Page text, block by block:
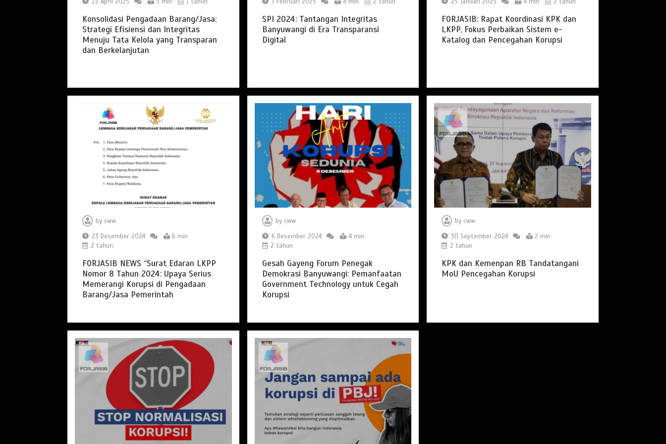
Konsolidasi Pengadaan Barang/Jasa:
Strategi Efisiensi dan Integritas
Menuju Tata Kelola yang Transparan
dan Berkelanjutan
SPI 2024: Tantangan Integritas
Banyuwangi di Era Transparansi
Digital
FORJASIB: Rapat Koordinasi KPK dan
LKPP, Fokus Perbaikan Sistem e-
Katalog dan Pencegahan Korupsi
by cww
23 Desember 2024
6 min
2 tahun
FORJASIB NEWS “Surat Edaran LKPP
Nomor 8 Tahun 2024: Upaya Serius
Memerangi Korupsi di Pengadaan
Barang/Jasa Pemerintah
by cww
6 Desember 2024
4 min
2 tahun
Gesah Gayeng Forum Penegak
Demokrasi Banyuwangi: Pemanfaatan
Government Technology untuk Cegah
Korupsi
by cww
30 September 2024
2 min
2 tahun
KPK dan Kemenpan RB Tandatangani
MoU Pencegahan Korupsi